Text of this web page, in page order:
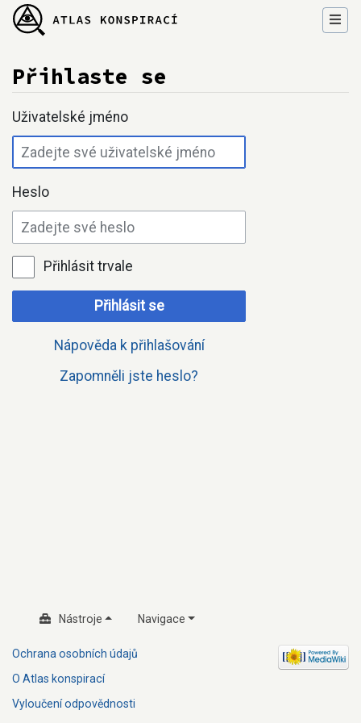
Přihlaste se
Přejít na:navigace,
Uživatelské jméno
Heslo
Přihlásit trvale
Přihlásit se
Nápověda k přihlašování
Zapomněli jste heslo?
Nástroje Navigace
Ochrana osobních údajů
O Atlas konspirací
Vyloučení odpovědnosti